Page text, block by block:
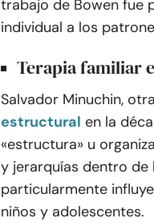
trabajo de Bowen fue
individual a los
Terapia familiar
Salvador Minuchin,
estructural en la
«estructura» u
y jerarquías dentro de
particularmente
niños y adolescentes.